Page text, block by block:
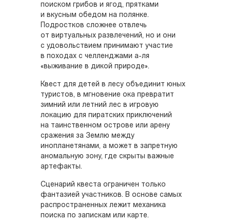
поиском грибов и ягод, прятками
и вкусным обедом на полянке.
Подростков сложнее отвлечь
от виртуальных развлечений, но и они
с удовольствием принимают участие
в походах с челленджами а-ля
«выживание в дикой природе».
Квест для детей в лесу объединит юных
туристов, в мгновение ока превратит
зимний или летний лес в игровую
локацию для пиратских приключений
на таинственном острове или арену
сражения за Землю между
инопланетянами, а может в запретную
аномальную зону, где скрыты важные
артефакты.
Сценарий квеста ограничен только
фантазией участников. В основе самых
распространенных лежит механика
поиска по запискам или карте.